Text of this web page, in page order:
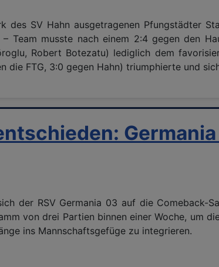
SV Hahn ausgetragenen Pfungstädter
Team musste nach einem 2:4 gegen den
Robert Botezatu) lediglich dem
die FTG, 3:0 gegen Hahn) triumphierte und
der RSV Germania 03 auf die Comeback-
von drei Partien binnen einer Woche, um
ins Mannschaftsgefüge zu integrieren.